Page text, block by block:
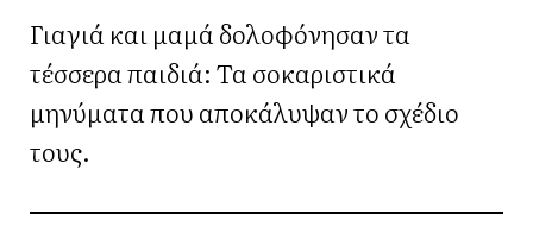
Γιαγιά και μαμά δολοφόνησαν τα
τέσσερα παιδιά: Τα σοκαριστικά
μηνύματα που αποκάλυψαν το σχέδιο
τους.